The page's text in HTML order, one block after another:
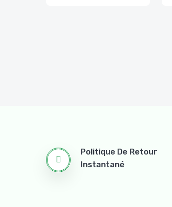
Politique De Retour
Instantané